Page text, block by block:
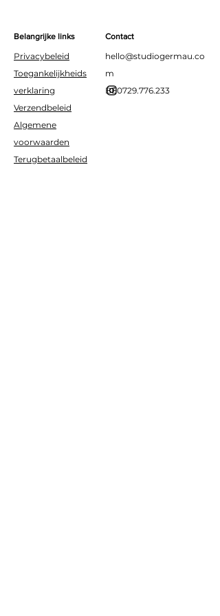
Belangrijke links
Privacybeleid
Toegankelijkheids
verklaring
Verzendbeleid
Algemene
voorwaarden
Terugbetaalbeleid
Contact
hello@studiogermau.co
m
BE0729.776.233